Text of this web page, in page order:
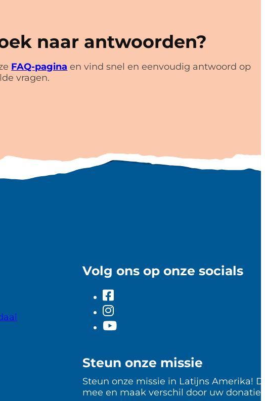
naar antwoorden?
FAQ-pagina en vind snel en eenvoudig antwoord op
vragen.
Volg ons op onze socials
Steun onze missie
Steun onze missie in Latijns Amerika!
mee en maak verschil door uw donatie.